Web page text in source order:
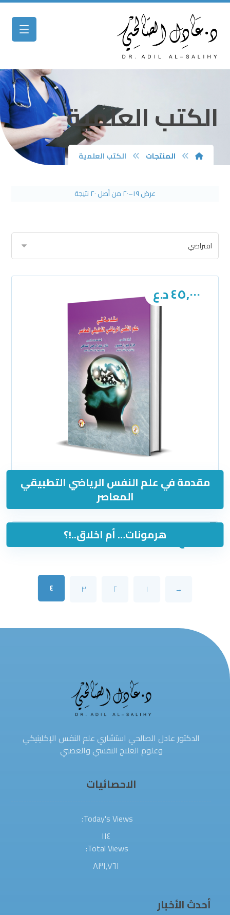
الكتب العلمية
المنتجات الكتب العلمية
عرض ١٩–٢٠ من أصل ٢٠ نتيجة
مقدمة في علم النفس الرياضي التطبيقي
المعاصر
٤٥,٠٠٠د.ع
هرمونات… أم اخلاق..!؟
→ ١ ٢ ٣ ٤
الدكتور عادل الصالحي استشاري علم النفس الإكلينيكي
وعلوم العلاج النفسي والعصبي
الاحصائيات
Today's Views:
١١٤
Total Views:
٨٣١٬٧٦١
أحدث الأخبار